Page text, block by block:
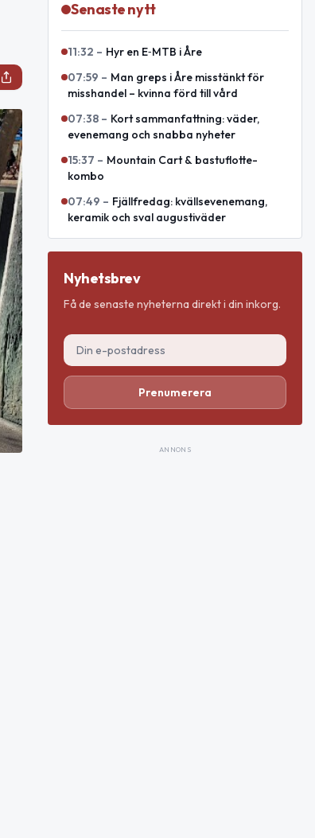
Senaste nytt
11:32 – Hyr en E‑MTB i Åre
07:59 – Man greps i Åre misstänkt för
misshandel – kvinna förd till vård
07:38 – Kort sammanfattning: väder,
evenemang och snabba nyheter
15:37 – Mountain Cart & bastuflotte-
kombo
07:49 – Fjällfredag: kvällsevenemang,
keramik och sval augustiväder
Nyhetsbrev
Få de senaste nyheterna direkt i din inkorg.
Prenumerera
ANNONS